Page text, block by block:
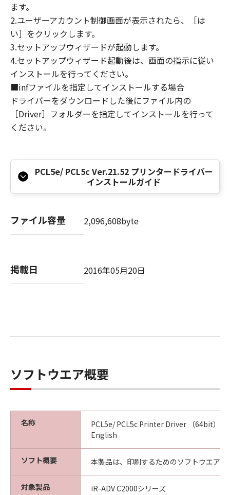
ARISING FROM OR RELATED TO ALL CLAIMS
CONCERNING THE SOFTWARE OR ITS USE.
8. TERM
This Agreement is effective upon your
acceptance hereof by clicking the button
indicating your acceptance as stated below or
installing the SOFTWARE and remains in
effect until terminated. You may terminate
this Agreement by destroying the SOFTWARE
including any and all copies thereof.
termination of this Agreement, in addition to
Canon enforcing its respective legal rights,
you must then promptly destroy the
thereof. Notwithstanding the foregoing,
Sections 4, and 7 through 11 shall survive any
termination of this Agreement.
NOTICE
A "US Government End User" shall mean any
agency or entity of the government of the
term is defined at 48 C.F.R. 2.101 (October
software documentation," as such terms are
used in 48 C.F.R. 12.212 (September 1995).
227.7202-1 through 227.7202-4 (June 1995),
all U.S. Government End Users shall acquire
the SOFTWARE with only those rights set
forth herein. The manufacturer is Canon
Inc./30-2, Shimomaruko 3-chome, Ohta-ku,
Tokyo 146-8501, Japan.
10. SEVERABILITY
ます。
2.ユーザーアカウント制御画面が表示されたら、［は
い］をクリックします。
3.セットアップウィザードが起動します。
4.セットアップウィザード起動後は、画面の指示に従い
インストールを行ってください。
■infファイルを指定してインストールする場合
ドライバーをダウンロードした後にファイル内の
［Driver］フォルダーを指定してインストールを行って
ください。
PCL5e/ PCL5c Ver.21.52 プリンタードライバー
インストールガイド
ファイル容量 2,096,608byte
掲載日 2016年05月20日
ソフトウエア概要
名称
PCL5e/ PCL5c Printer Driver （64bit）
English
ソフト概要 本製品は、印刷するためのソフトウエアで
対象製品 iR-ADV C2000シリーズ